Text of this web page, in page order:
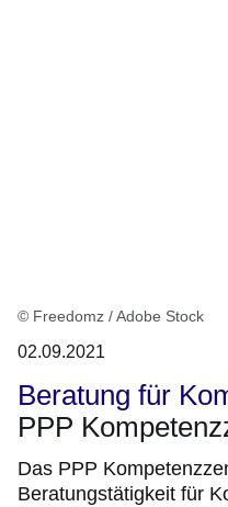
© Freedomz / Adobe Stock
02.09.2021
Beratung für
PPP
Das PPP
Beratungstätigkeit für